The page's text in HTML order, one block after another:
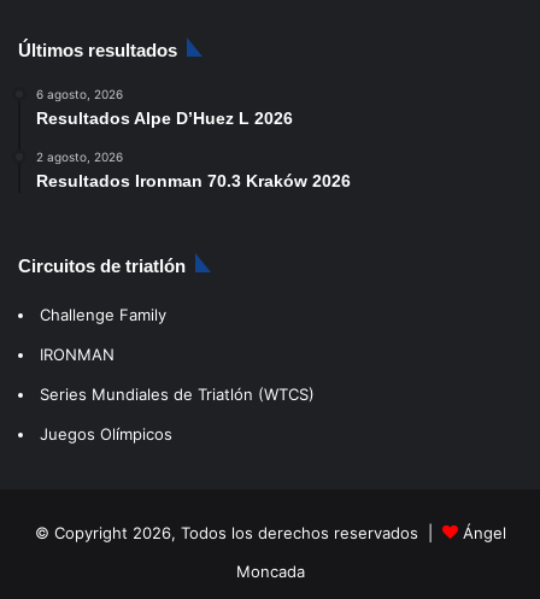
Últimos resultados
6 agosto, 2026
Resultados Alpe D’Huez L 2026
2 agosto, 2026
Resultados Ironman 70.3 Kraków 2026
Circuitos de triatlón
Challenge Family
IRONMAN
Series Mundiales de Triatlón (WTCS)
Juegos Olímpicos
© Copyright 2026, Todos los derechos reservados |
Ángel
Moncada